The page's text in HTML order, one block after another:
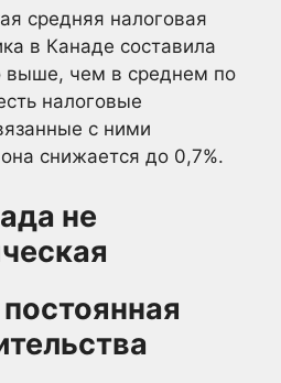
средняя налоговая
в Канаде составила
выше, чем в среднем по
налоговые
с ними
снижается до 0,7%.
не